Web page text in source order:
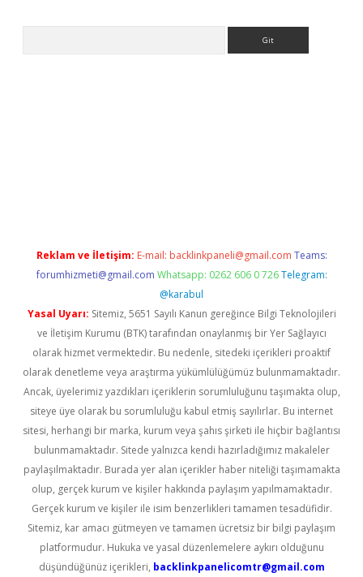
Reklam ve İletişim: E-mail: backlinkpaneli@gmail.com Teams:
forumhizmeti@gmail.com Whatsapp: 0262 606 0 726 Telegram:
@karabul
Yasal Uyarı: Sitemiz, 5651 Sayılı Kanun gereğince Bilgi Teknolojileri
ve İletişim Kurumu (BTK) tarafından onaylanmış bir Yer Sağlayıcı
olarak hizmet vermektedir. Bu nedenle, sitedeki içerikleri proaktif
olarak denetleme veya araştırma yükümlülüğümüz bulunmamaktadır.
Ancak, üyelerimiz yazdıkları içeriklerin sorumluluğunu taşımakta olup,
siteye üye olarak bu sorumluluğu kabul etmiş sayılırlar. Bu internet
sitesi, herhangi bir marka, kurum veya şahıs şirketi ile hiçbir bağlantısı
bulunmamaktadır. Sitede yalnızca kendi hazırladığımız makaleler
paylaşılmaktadır. Burada yer alan içerikler haber niteliği taşımamakta
olup, gerçek kurum ve kişiler hakkında paylaşım yapılmamaktadır.
Gerçek kurum ve kişiler ile isim benzerlikleri tamamen tesadüfidir.
Sitemiz, kar amacı gütmeyen ve tamamen ücretsiz bir bilgi paylaşım
platformudur. Hukuka ve yasal düzenlemelere aykırı olduğunu
düşündüğünüz içerikleri, backlinkpanelicomtr@gmail.com